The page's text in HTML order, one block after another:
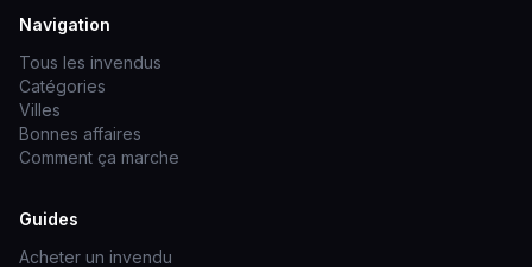
Navigation
Tous les invendus
Catégories
Villes
Bonnes affaires
Comment ça marche
Guides
Acheter un invendu